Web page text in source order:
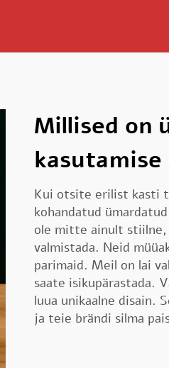
Millised on
kasutamise
Kui otsite erilist kasti
kohandatud
ole mitte ainult stiilne,
valmistada. Neid
parimaid. Meil on lai
saate isikupärastada.
luua unikaalne disain.
ja teie brändi silma